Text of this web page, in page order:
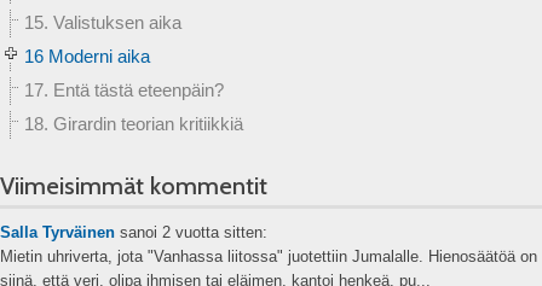
15. Valistuksen aika
16 Moderni aika
17. Entä tästä eteenpäin?
18. Girardin teorian kritiikkiä
Viimeisimmät kommentit
Salla Tyrväinen sanoi 2 vuotta sitten:
Mietin uhriverta, jota "Vanhassa liitossa" juotettiin Jumalalle. Hienosäätöä on
siinä, että veri, olipa ihmisen tai eläimen, kantoi henkeä, pu...